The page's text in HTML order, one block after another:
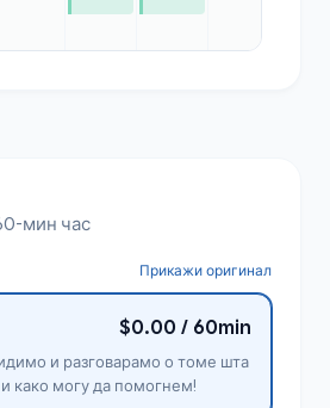
мин час
Прикажи оригинал
$0.00 / 60min
и разговарамо о томе шта
како могу да помогнем!